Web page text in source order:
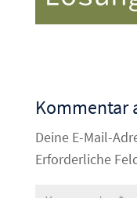
Kommentar
Deine E-Mail-
Erforderliche